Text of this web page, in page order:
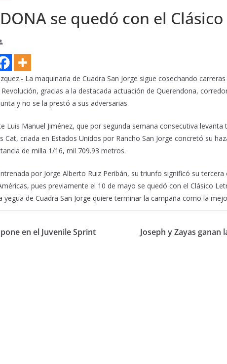
se quedó con el
La maquinaria de Cuadra San Jorge sigue cosechando
gracias a la destacada actuación de Querendona,
y no se la prestó a sus adversarias.
Luis Manuel Jiménez, que por segunda semana consecutiva
Cat, criada en Estados Unidos por Rancho San Jorge concretó su
de milla 1/16, mil 709.93 metros.
por Jorge Alberto Ruiz Peribán, su triunfo significó su
pues previamente el 10 de mayo se quedó con el Clásico
yegua de Cuadra San Jorge quiere terminar la campaña como la
en el Juvenile Sprint
Joseph y Zayas ganan